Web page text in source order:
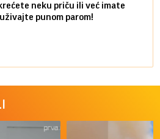
neku priču ili već imate
punom parom!